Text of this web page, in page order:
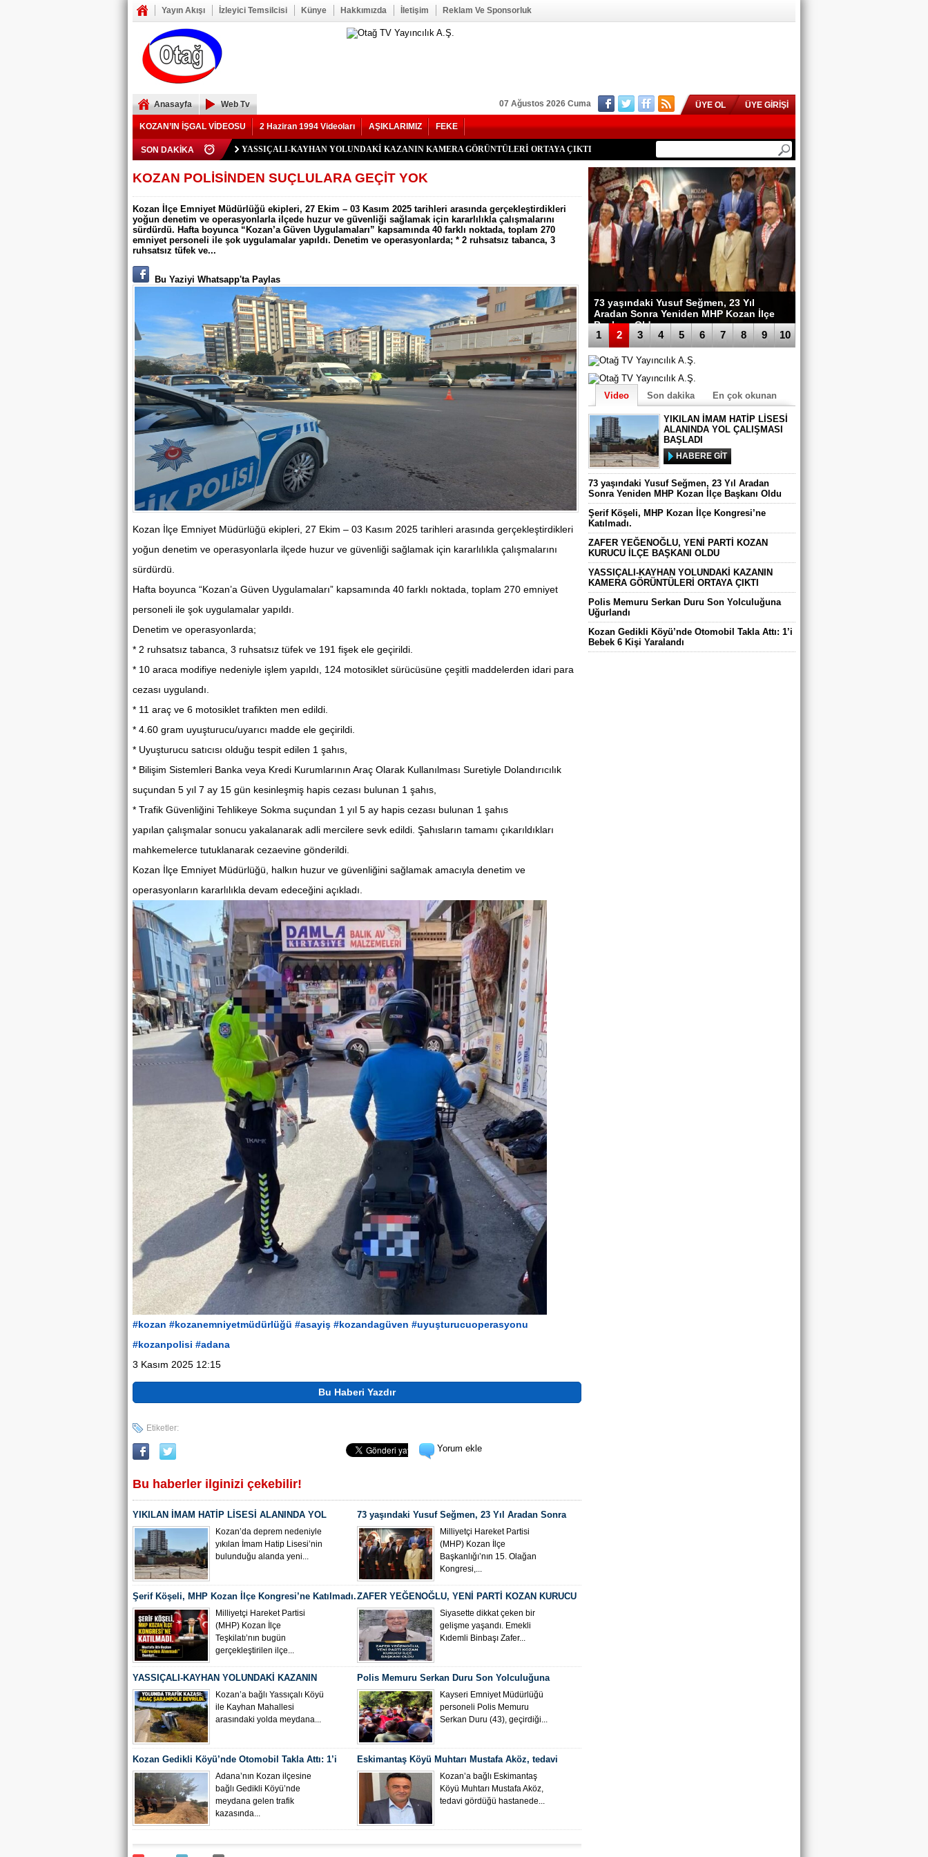
Yayın Akışı İzleyici Temsilcisi Künye Hakkımızda İletişim Reklam Ve Sponsorluk
Anasayfa Web Tv
KOZAN’IN İŞGAL VİDEOSU 2 Haziran 1994 Videoları AŞIKLARIMIZ FEKE
SON DAKİKA
YIKILAN İMAM HATİP LİSESİ ALANINDA YOL ÇALIŞMASI BAŞLADI
73 yaşındaki Yusuf Seğmen, 23 Yıl Aradan Sonra Yeniden MHP Kozan İlçe Başkanı Oldu
Şerif Köşeli, MHP Kozan İlçe Kongresi’ne Katılmadı.
ZAFER YEĞENOĞLU, YENİ PARTİ KOZAN KURUCU İLÇE BAŞKANI OLDU
YASSIÇALI-KAYHAN YOLUNDAKİ KAZANIN KAMERA GÖRÜNTÜLERİ ORTAYA ÇIKTI
Polis Memuru Serkan Duru Son Yolculuğuna Uğurlandı
Kozan Gedikli Köyü’nde Otomobil Takla Attı: 1’i Bebek 6 Kişi Yaralandı
Eskimantaş Köyü Muhtarı Mustafa Aköz, tedavi gördüğü hastanede hayatını kaybetti.
FEKE’DE ELEKTRİK TEPKİSİ: ÇONDU KÖYÜNDE 5 YILDIR KARANLIKTA YAŞIYORUZ.
KOZAN’DA TRAFİK KAZASI 7 KİŞİ YARALANDI
BÖBREKLERİ İKİ HASTAYA UMUT OLDU
DAMDAN DÜŞEN OĞUZHAN BÜYÜMEZ, 4 GÜNLÜK YAŞAM SAVAŞINI KAYBETTİ
Feke’de Yeni Parti İlçe Başkanlığı İçin Öncü Tok İsmi Gündemde
Kozan’daki Orman Yangını Büyük Oranda Kontrol Altına Alındı
Mansurlu Yol Kavşağı’nda İki Otomobil Çarpıştı: 2 Yaralı
ÜYE OL ÜYE GİRİŞİ
07 Ağustos 2026 Cuma
73 yaşındaki Yusuf Seğmen, 23 Yıl
Aradan Sonra Yeniden MHP Kozan İlçe
Başkanı Oldu
1 2 3 4 5 6 7 8 9 10
Video Son dakika En çok okunan
YIKILAN İMAM HATİP LİSESİ
ALANINDA YOL ÇALIŞMASI
BAŞLADI
HABERE GİT
73 yaşındaki Yusuf Seğmen, 23 Yıl Aradan
Sonra Yeniden MHP Kozan İlçe Başkanı Oldu
Şerif Köşeli, MHP Kozan İlçe Kongresi’ne
Katılmadı.
ZAFER YEĞENOĞLU, YENİ PARTİ KOZAN
KURUCU İLÇE BAŞKANI OLDU
YASSIÇALI-KAYHAN YOLUNDAKİ KAZANIN
KAMERA GÖRÜNTÜLERİ ORTAYA ÇIKTI
Polis Memuru Serkan Duru Son Yolculuğuna
Uğurlandı
Kozan Gedikli Köyü’nde Otomobil Takla Attı: 1’i
Bebek 6 Kişi Yaralandı
KOZAN POLİSİNDEN SUÇLULARA GEÇİT YOK
Kozan İlçe Emniyet Müdürlüğü ekipleri, 27 Ekim – 03 Kasım 2025 tarihleri arasında gerçekleştirdikleri
yoğun denetim ve operasyonlarla ilçede huzur ve güvenliği sağlamak için kararlılıkla çalışmalarını
sürdürdü. Hafta boyunca “Kozan’a Güven Uygulamaları” kapsamında 40 farklı noktada, toplam 270
emniyet personeli ile şok uygulamalar yapıldı. Denetim ve operasyonlarda; * 2 ruhsatsız tabanca, 3
ruhsatsız tüfek ve...
Bu Yaziyi Whatsapp'ta Paylas
Kozan İlçe Emniyet Müdürlüğü ekipleri, 27 Ekim – 03 Kasım 2025 tarihleri arasında gerçekleştirdikleri
yoğun denetim ve operasyonlarla ilçede huzur ve güvenliği sağlamak için kararlılıkla çalışmalarını
sürdürdü.
Hafta boyunca “Kozan’a Güven Uygulamaları” kapsamında 40 farklı noktada, toplam 270 emniyet
personeli ile şok uygulamalar yapıldı.
Denetim ve operasyonlarda;
* 2 ruhsatsız tabanca, 3 ruhsatsız tüfek ve 191 fişek ele geçirildi.
* 10 araca modifiye nedeniyle işlem yapıldı, 124 motosiklet sürücüsüne çeşitli maddelerden idari para
cezası uygulandı.
* 11 araç ve 6 motosiklet trafikten men edildi.
* 4.60 gram uyuşturucu/uyarıcı madde ele geçirildi.
* Uyuşturucu satıcısı olduğu tespit edilen 1 şahıs,
* Bilişim Sistemleri Banka veya Kredi Kurumlarının Araç Olarak Kullanılması Suretiyle Dolandırıcılık
suçundan 5 yıl 7 ay 15 gün kesinleşmiş hapis cezası bulunan 1 şahıs,
* Trafik Güvenliğini Tehlikeye Sokma suçundan 1 yıl 5 ay hapis cezası bulunan 1 şahıs
yapılan çalışmalar sonucu yakalanarak adli mercilere sevk edildi. Şahısların tamamı çıkarıldıkları
mahkemelerce tutuklanarak cezaevine gönderildi.
Kozan İlçe Emniyet Müdürlüğü, halkın huzur ve güvenliğini sağlamak amacıyla denetim ve
operasyonların kararlılıkla devam edeceğini açıkladı.
#kozan #kozanemniyetmüdürlüğü #asayiş #kozandagüven #uyuşturucuoperasyonu
#kozanpolisi #adana
3 Kasım 2025 12:15
Bu Haberi Yazdır
Etiketler:
Yorum ekle
Bu haberler ilginizi çekebilir!
YIKILAN İMAM HATİP LİSESİ ALANINDA YOL
ÇALIŞMASI BAŞLADIKozan’da deprem nedeniyle
yıkılan İmam Hatip Lisesi’nin
bulunduğu alanda yeni...
73 yaşındaki Yusuf Seğmen, 23 Yıl Aradan Sonra
Yeniden MHP Kozan İlçe Başkanı Oldu
Milliyetçi Hareket Partisi
(MHP) Kozan İlçe
Başkanlığı’nın 15. Olağan
Kongresi,...
Şerif Köşeli, MHP Kozan İlçe Kongresi’ne Katılmadı.
Milliyetçi Hareket Partisi
(MHP) Kozan İlçe
Teşkilatı’nın bugün
gerçekleştirilen ilçe...
ZAFER YEĞENOĞLU, YENİ PARTİ KOZAN KURUCU
İLÇE BAŞKANI OLDUSiyasette dikkat çeken bir
gelişme yaşandı. Emekli
Kıdemli Binbaşı Zafer...
YASSIÇALI-KAYHAN YOLUNDAKİ KAZANIN
KAMERA GÖRÜNTÜLERİ ORTAYA ÇIKTI
Kozan’a bağlı Yassıçalı Köyü
ile Kayhan Mahallesi
arasındaki yolda meydana...
Polis Memuru Serkan Duru Son Yolculuğuna
Uğurlandı
Kayseri Emniyet Müdürlüğü
personeli Polis Memuru
Serkan Duru (43), geçirdiği...
Kozan Gedikli Köyü’nde Otomobil Takla Attı: 1’i
Bebek 6 Kişi YaralandıAdana’nın Kozan ilçesine
bağlı Gedikli Köyü’nde
meydana gelen trafik
kazasında...
Eskimantaş Köyü Muhtarı Mustafa Aköz, tedavi
gördüğü hastanede hayatını kaybetti.
Kozan’a bağlı Eskimantaş
Köyü Muhtarı Mustafa Aköz,
tedavi gördüğü hastanede...